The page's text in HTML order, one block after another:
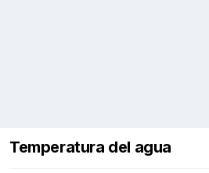
Temperatura del agua